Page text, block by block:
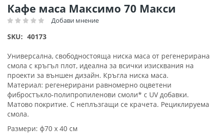
Кафе маса Максимо 70 Макси
Рейтинг: Добави мнение
SKU 40173
Универсална, свободностояща ниска маса от регенерирана
смола с кръгъл плот, идеална за всички изисквания на
проекти за външен дизайн. Кръгла ниска маса.
Материал: регенерирани равномерно оцветени
фибростъкло-полипропиленови смоли* с UV добавки.
Матово покритие. С неплъзгащи се крачета. Рециклируема
смола.
Размери: ф70 х 40 см
Преминете
към
началото
на
със
снимки